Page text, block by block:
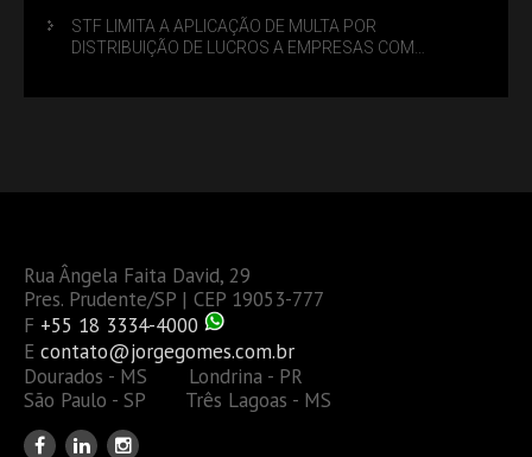
STF LIMITA A APLICAÇÃO DE MULTA POR
DISTRIBUIÇÃO DE LUCROS A EMPRESAS COM
Rua Ângela Faita David, 29
Pres. Prudente/SP | CEP 19053-777
F +55 18 3334-4000
E contato@jorgegomes.com.br
Dourados - MS Londrina - PR
São Paulo - SP Três Lagoas - MS